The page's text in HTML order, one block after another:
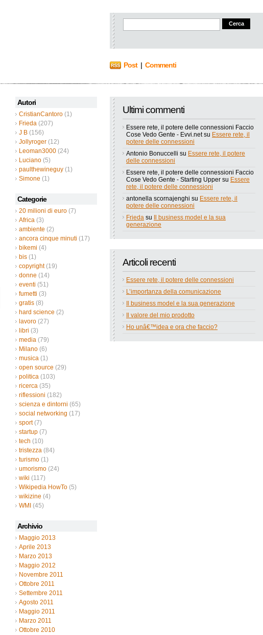
Post| Commenti
Autori
CristianCantoro (1)
Frieda (207)
J B (156)
Jollyroger (12)
Leoman3000 (24)
Luciano (5)
paulthewineguy (1)
Simone (1)
Categorie
20 milioni di euro (7)
Africa (3)
ambiente (2)
ancora cinque minuti (17)
bikemi (4)
bis (1)
copyright(19)
donne (14)
eventi (51)
fumetti (3)
gratis (8)
hard science (2)
lavoro (27)
libri (3)
media (79)
Milano (6)
musica (1)
open source (29)
politica (103)
ricerca (35)
riflessioni (182)
scienza e dintorni (65)
social networking (17)
sport(7)
startup (7)
tech (10)
tristezza (84)
turismo (1)
umorismo (24)
wiki (117)
Wikipedia HowTo (5)
wikizine (4)
WMI (45)
Archivio
Maggio 2013
Aprile 2013
Marzo 2013
Maggio 2012
Novembre 2011
Ottobre 2011
Settembre 2011
Agosto 2011
Maggio 2011
Marzo 2011
Ottobre 2010
Ultimi commenti
Essere rete, il potere delle connessioni Faccio
Cose Vedo Gente - Evvi.netsu Essere rete, il
potere delle connessioni
Antonio Bonuccelli su Essere rete, il potere
delle connessioni
Essere rete, il potere delle connessioni Faccio
Cose Vedo Gente - Starting Upper su Essere
rete, il potere delle connessioni
antonella scornajenghi su Essere rete, il
potere delle connessioni
Frieda su
Il business model e la sua
generazione
Articoli recenti
Essere rete, il potere delle connessioni
L’importanza della comunicazione
Il business model e la sua generazione
Il valore del mio prodotto
Ho unâ€™idea e ora che faccio?